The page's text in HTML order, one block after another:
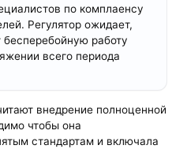
по комплаенсу
Регулятор ожидает,
бесперебойную работу
всего периода
внедрение полноценной
чтобы она
стандартам и включала